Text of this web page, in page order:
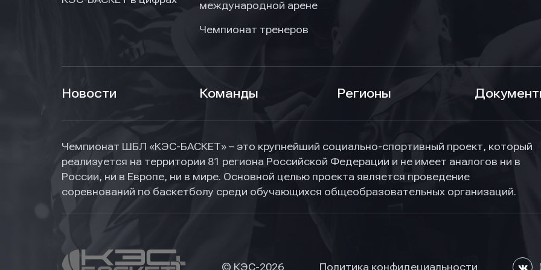
международной арене
Чемпионат тренеров
Новости Команды Регионы
Чемпионат ШБЛ «КЭС-БАСКЕТ» – это крупнейший социально-спортивный проект, который
реализуется на территории 81 региона Российской Федерации и не имеет аналогов ни в
России, ни в Европе, ни в мире. Основной целью проекта является проведение
соревнований по баскетболу среди обучающихся общеобразовательных организаций.
© КЭС-2026 Политика конфидециальности